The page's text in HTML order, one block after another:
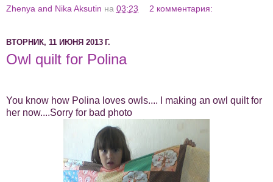
Zhenya and Nika Aksutin на 03:23 2 комментария:
ВТОРНИК, 11 ИЮНЯ 2013 Г.
Owl quilt for Polina
You know how Polina loves owls.... I making an owl quilt for
her now....Sorry for bad photo